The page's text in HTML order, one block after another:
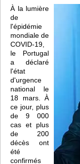
À la lumière
de
l'épidémie
mondiale de
COVID-19,
le Portugal
a déclaré
l'état
d'urgence
national le
18 mars. À
ce jour, plus
de 9 000
cas et plus
de 200
décès ont
été
confirmés